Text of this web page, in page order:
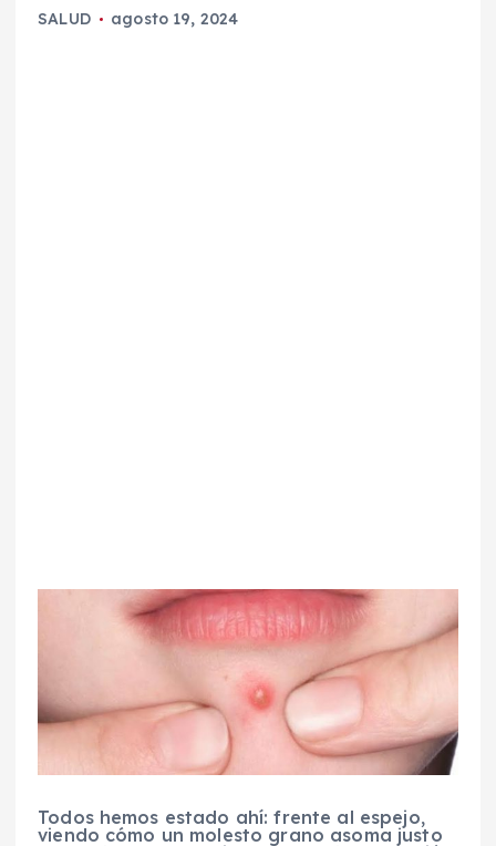
SALUD agosto 19, 2024
Todos hemos estado ahí: frente al espejo,
viendo cómo un molesto grano asoma justo